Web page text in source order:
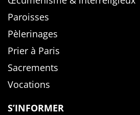
Paroisses
Pèlerinages
Prier à Paris
Sacrements
Vocations
S’INFORMER